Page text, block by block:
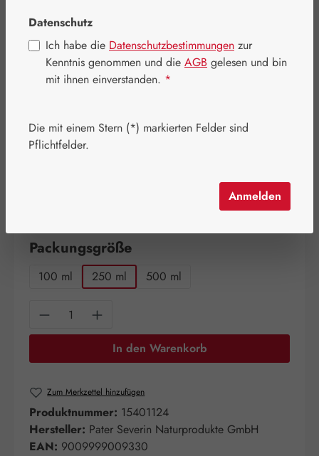
Regulärer Preis:
24,20 €
Packungsgrößeauswählen
100 ml 250 ml 500 ml
Produkt Anzahl: Gib den gewünschten
In den Warenkorb
Zum Merkzettel hinzufügen
Produktnummer: 15401124
Hersteller: Pater Severin Naturprodukte GmbH
EAN: 9009999009330
Datenschutz
Ich habe die Datenschutzbestimmungen zur
Kenntnis genommen und die AGB gelesen und bin
mit ihnen einverstanden. *
Die mit einem Stern (*) markierten Felder sind
Pflichtfelder.
Anmelden